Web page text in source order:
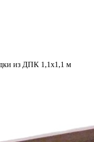
из ДПК 1,1х1,1 м